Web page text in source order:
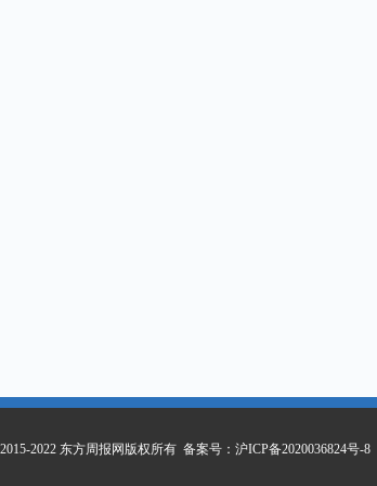
2022 东方周报网版权所有 备案号： 沪ICP备2020036824号-8